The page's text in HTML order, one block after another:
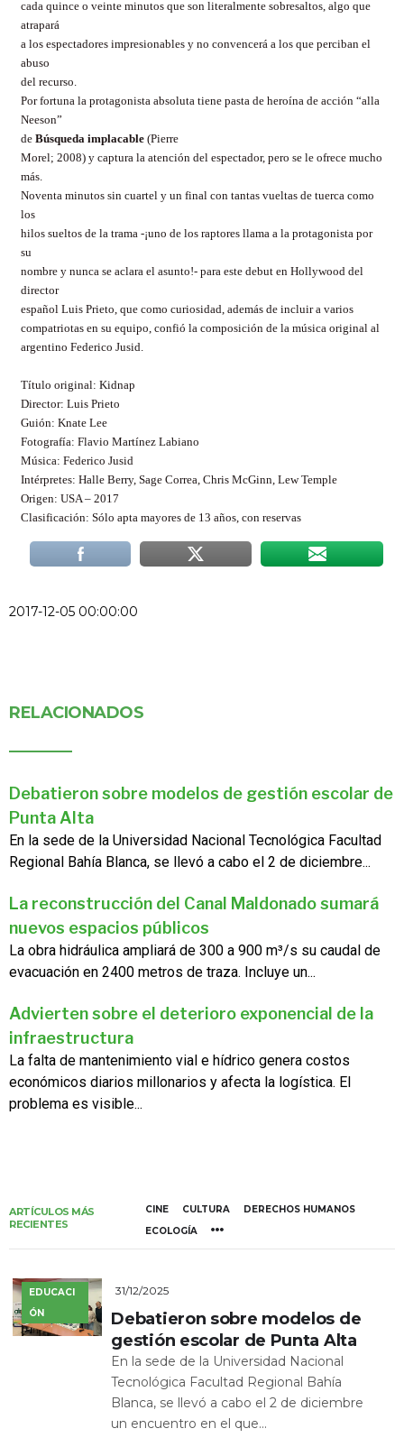
cada quince o veinte minutos que son literalmente sobresaltos, algo que
atrapará
a los espectadores impresionables y no convencerá a los que perciban el
abuso
del recurso.
Por fortuna la protagonista absoluta tiene pasta de heroína de acción “alla
Neeson”
de Búsqueda implacable (Pierre
Morel; 2008) y captura la atención del espectador, pero se le ofrece mucho
más.
Noventa minutos sin cuartel y un final con tantas vueltas de tuerca como
los
hilos sueltos de la trama -¡uno de los raptores llama a la protagonista por
su
nombre y nunca se aclara el asunto!- para este debut en Hollywood del
director
español Luis Prieto, que como curiosidad, además de incluir a varios
compatriotas en su equipo, confió la composición de la música original al
argentino Federico Jusid.
Título original: Kidnap
Director: Luis Prieto
Guión: Knate Lee
Fotografía: Flavio Martínez Labiano
Música: Federico Jusid
Intérpretes: Halle Berry, Sage Correa, Chris McGinn, Lew Temple
Origen: USA – 2017
Clasificación: Sólo apta mayores de 13 años, con reservas
2017-12-05 00:00:00
RELACIONADOS
Debatieron sobre modelos de gestión escolar de
Punta Alta
En la sede de la Universidad Nacional Tecnológica Facultad
Regional Bahía Blanca, se llevó a cabo el 2 de diciembre...
La reconstrucción del Canal Maldonado sumará
nuevos espacios públicos
La obra hidráulica ampliará de 300 a 900 m³/s su caudal de
evacuación en 2400 metros de traza. Incluye un...
Advierten sobre el deterioro exponencial de la
infraestructura
La falta de mantenimiento vial e hídrico genera costos
económicos diarios millonarios y afecta la logística. El
problema es visible...
ARTÍCULOS MÁS
RECIENTES
CINE CULTURA
DERECHOS HUMANOS
ECOLOGÍA
EDUCACI
ÓN
31/12/2025
Debatieron sobre modelos de
gestión escolar de Punta Alta
En la sede de la Universidad Nacional
Tecnológica Facultad Regional Bahía
Blanca, se llevó a cabo el 2 de diciembre
un encuentro en el que...